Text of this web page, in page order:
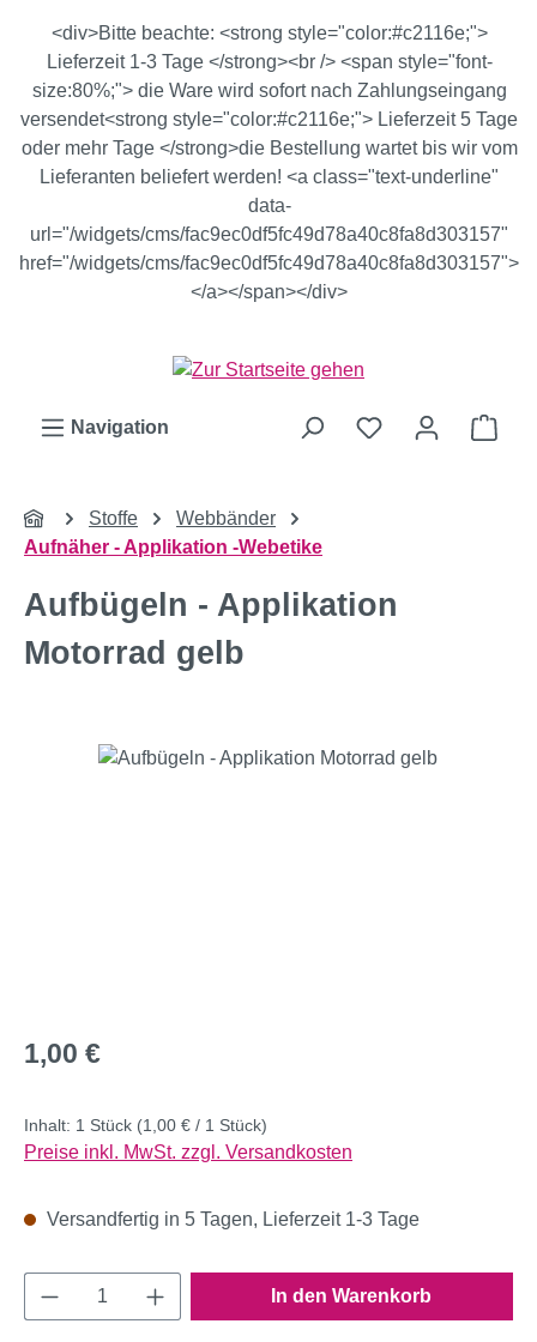
Zum Hauptinhalt springen
<div>Bitte beachte: <strong style="color:#c2116e;">
Lieferzeit 1-3 Tage </strong><br /> <span style="font-
size:80%;"> die Ware wird sofort nach Zahlungseingang
versendet<strong style="color:#c2116e;"> Lieferzeit 5 Tage
oder mehr Tage </strong>die Bestellung wartet bis wir vom
Lieferanten beliefert werden! <a class="text-underline"
data-
url="/widgets/cms/fac9ec0df5fc49d78a40c8fa8d303157"
href="/widgets/cms/fac9ec0df5fc49d78a40c8fa8d303157">
</a></span></div>
Navigation
Stoffe
Webbänder
Aufnäher - Applikation -Webetike
Aufbügeln - Applikation
Motorrad gelb
Bildergalerie überspringen
Regulärer Preis:
1,00 €
Inhalt: 1 Stück (1,00 € / 1 Stück)
Preise inkl. MwSt. zzgl. Versandkosten
Versandfertig in 5 Tagen, Lieferzeit 1-3 Tage
Produkt Anzahl: Gib den gewünschten
In den Warenkorb